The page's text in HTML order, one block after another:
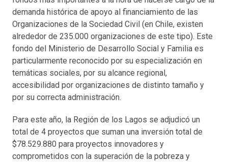
demanda histórica de apoyo al financiamiento de las
Organizaciones de la Sociedad Civil (en Chile, existen
alrededor de 235.000 organizaciones de este tipo). Este
fondo del Ministerio de Desarrollo Social y Familia es
particularmente reconocido por su especialización en
temáticas sociales, por su alcance regional,
accesibilidad por organizaciones de distinto tamaño y
por su correcta administración.
Para este año, la Región de los Lagos se adjudicó un
total de 4 proyectos que suman una inversión total de
$78.529.880 para proyectos innovadores y
comprometidos con la superación de la pobreza y